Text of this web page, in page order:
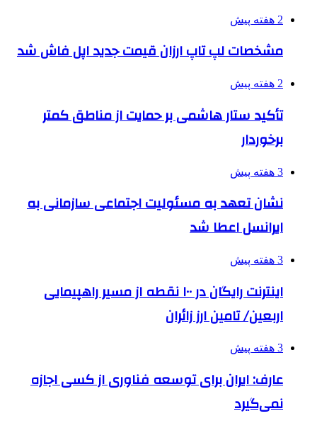
2 هفته پیش
مشخصات لپ تاپ ارزان قیمت جدید اپل فاش شد
2 هفته پیش
تأکید ستار هاشمی بر حمایت از مناطق کمتر
برخوردار
3 هفته پیش
نشان تعهد به مسئولیت اجتماعی سازمانی به
ایرانسل اعطا شد
3 هفته پیش
اینترنت رایگان در ۱۰۰ نقطه از مسیر راهپیمایی
اربعین/ تامین ارز زائران
3 هفته پیش
عارف: ایران برای توسعه فناوری از کسی اجازه
نمی‌گیرد